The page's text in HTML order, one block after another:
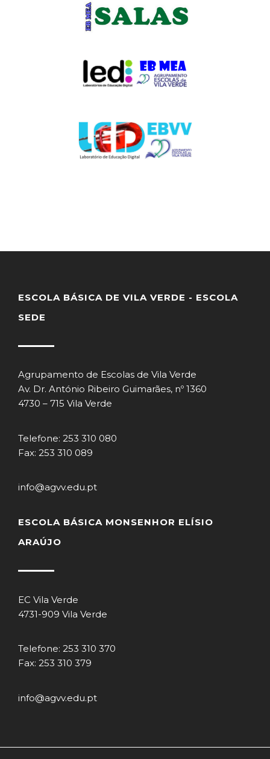
ESCOLA BÁSICA DE VILA VERDE - ESCOLA
SEDE
Agrupamento de Escolas de Vila Verde
Av. Dr. António Ribeiro Guimarães, nº 1360
4730 – 715 Vila Verde
Telefone: 253 310 080
Fax: 253 310 089
info@agvv.edu.pt
ESCOLA BÁSICA MONSENHOR ELÍSIO
ARAÚJO
EC Vila Verde
4731-909 Vila Verde
Telefone: 253 310 370
Fax: 253 310 379
info@agvv.edu.pt